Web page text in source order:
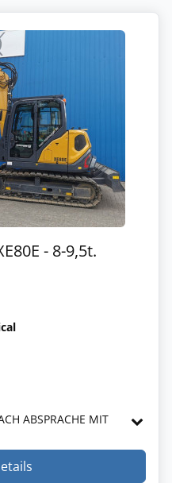
- 8-9,5t.
ABSPRACHE MIT